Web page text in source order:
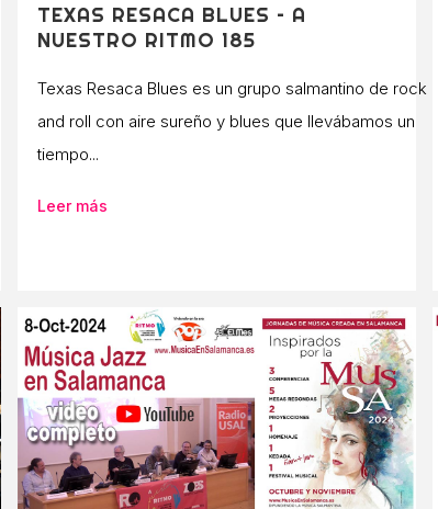
TEXAS RESACA BLUES – A
NUESTRO RITMO 185
Texas Resaca Blues es un grupo salmantino de rock
and roll con aire sureño y blues que llevábamos un
tiempo...
Leer más